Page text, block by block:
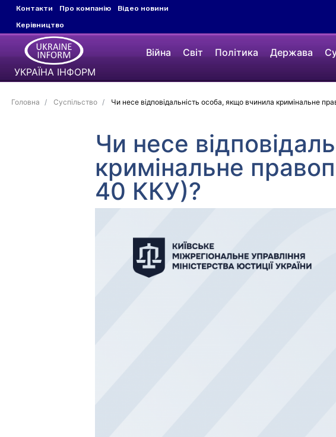
Контакти Про компанію
Відео новини
Керівництво
УКРАЇНА ІНФОРМ
Війна Світ Політика Держава
Головна Суспільство Чи несе відповідальність особа, якщо вчинила кримінальне
Чи несе
кримінальне
40 ККУ)?